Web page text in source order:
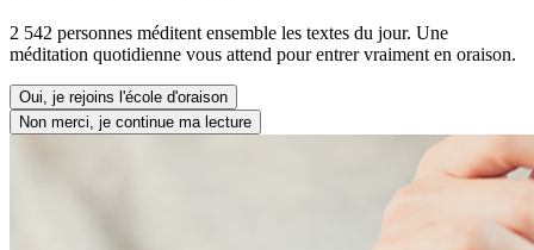
2 542 personnes méditent ensemble les textes du jour. Une
méditation quotidienne vous attend pour entrer vraiment en oraison.
Oui, je rejoins l'école d'oraison
Non merci, je continue ma lecture